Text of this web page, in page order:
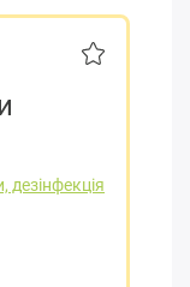
дезінфекція